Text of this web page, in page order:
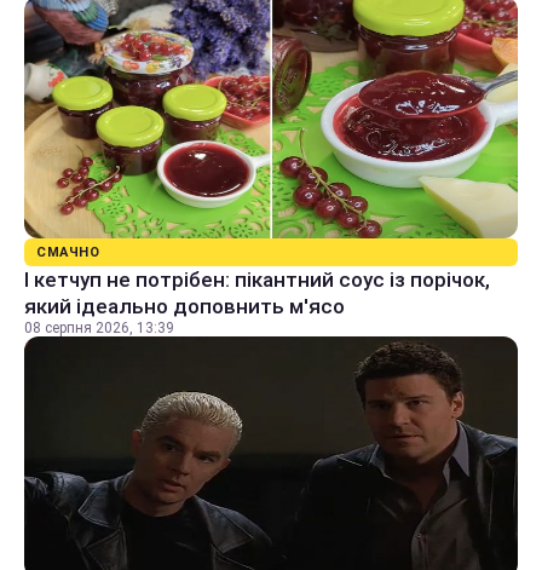
СМАЧНО
І кетчуп не потрібен: пікантний соус із порічок,
який ідеально доповнить м'ясо
08 серпня 2026, 13:39